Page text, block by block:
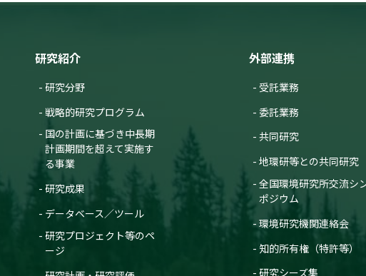
研究紹介
研究分野
戦略的研究プログラム
国の計画に基づき中長期
計画期間を超えて実施す
る事業
研究成果
データベース／ツール
研究プロジェクト等のペ
ージ
外部連携
受託業務
委託業務
共同研究
地環研等との共同研究
全国環境研究所交流シ
ポジウム
環境研究機関連絡会
知的所有権（特許等）
研究シーズ集